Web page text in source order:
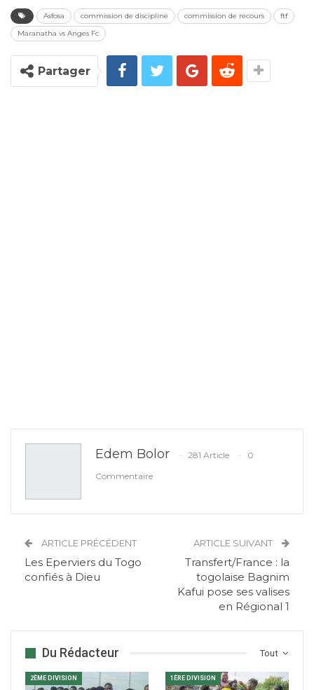
Asfosa commission de discipline commission de recours
ftf
Maranatha vs Anges Fc
Partager
Edem Bolor 281 Article
0
Commentaire
ARTICLE PRÉCÉDENT
Les Eperviers du Togo
confiés à Dieu
ARTICLE SUIVANT
Transfert/France : la
togolaise Bagnim
Kafui pose ses valises
en Régional 1
Tout
Du Rédacteur
2ÈME DIVISION 1ÈRE DIVISION